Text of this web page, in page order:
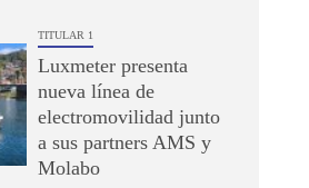
TITULAR 1
Luxmeter presenta
nueva línea de
electromovilidad junto
a sus partners AMS y
Molabo